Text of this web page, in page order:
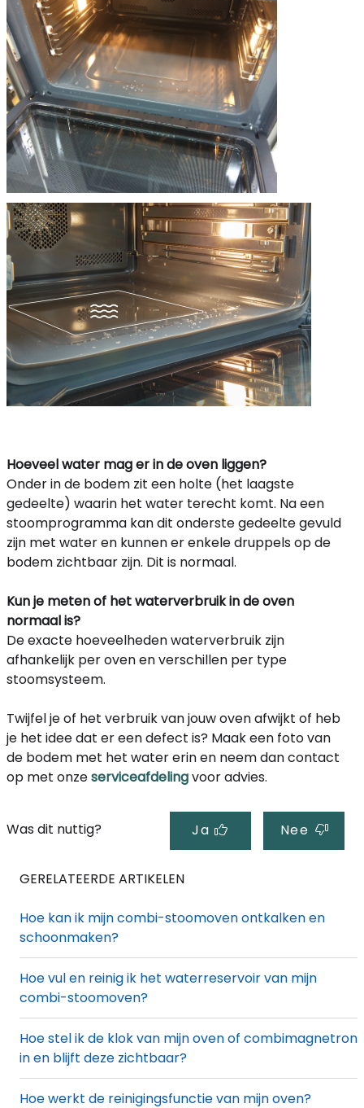
Hoeveel water mag er in de oven liggen?
Onder in de bodem zit een holte (het laagste
gedeelte) waarin het water terecht komt. Na een
stoomprogramma kan dit onderste gedeelte gevuld
zijn met water en kunnen er enkele druppels op de
bodem zichtbaar zijn. Dit is normaal.
Kun je meten of het waterverbruik in de oven
normaal is?
De exacte hoeveelheden waterverbruik zijn
afhankelijk per oven en verschillen per type
stoomsysteem.
Twijfel je of het verbruik van jouw oven afwijkt of heb
je het idee dat er een defect is? Maak een foto van
de bodem met het water erin en neem dan contact
op met onzeserviceafdelingvoor advies.
Was dit nuttig? Ja Nee
GERELATEERDE ARTIKELEN
Hoe kan ik mijn combi-stoomoven ontkalken en
schoonmaken?
Hoe vul en reinig ik het waterreservoir van mijn
combi-stoomoven?
Hoe stel ik de klok van mijn oven of combimagnetron
in en blijft deze zichtbaar?
Hoe werkt de reinigingsfunctie van mijn oven?